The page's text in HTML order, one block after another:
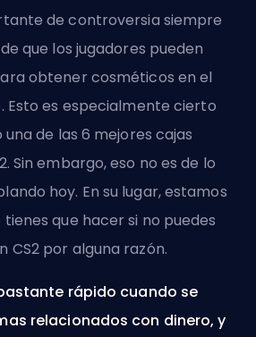
de controversia siempre
que los jugadores pueden
obtener cosméticos en el
Esto es especialmente cierto
una de las 6 mejores cajas
. Sin embargo, eso no es de lo
hoy. En su lugar, estamos
que hacer si no puedes
CS2 por alguna razón.
rápido cuando se
relacionados con dinero, y